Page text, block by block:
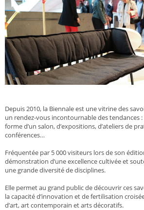
Depuis 2010, la Biennale est une vitrine des
un rendez-vous incontournable des tendances :
forme d’un salon, d’expositions, d’ateliers de
conférences…
Fréquentée par 5 000 visiteurs lors de son
démonstration d’une excellence cultivée et
une grande diversité de disciplines.
Elle permet au grand public de découvrir ces
la capacité d’innovation et de fertilisation
d’art, art contemporain et arts décoratifs.